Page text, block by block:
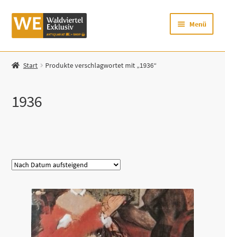
Zur
Navigation
Zum
Inhalt
Menü
Startseite
Mein Konto
Zur Waldviertel Exklusiv-Website
Start Produkte verschlagwortet mit „1936“
1936